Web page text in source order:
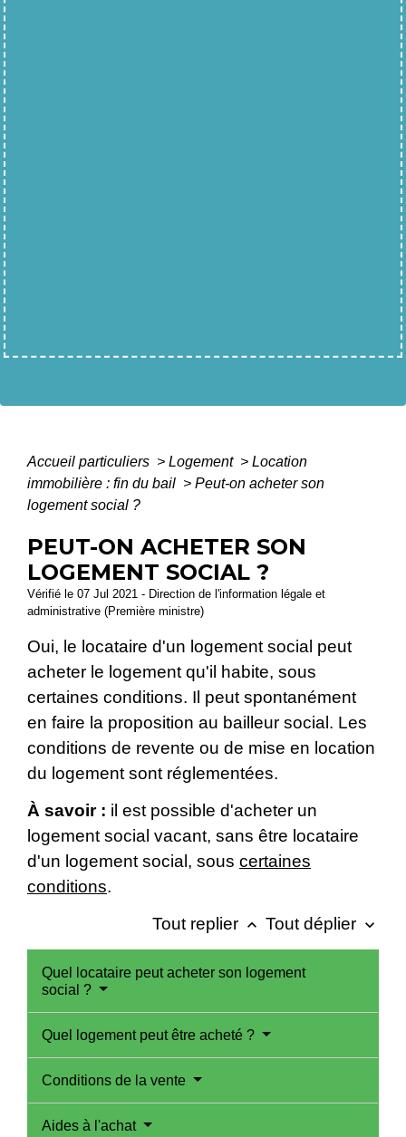
Accueil particuliers > Logement > Location
immobilière : fin du bail > Peut-on acheter son
logement social ?
PEUT-ON ACHETER SON
LOGEMENT SOCIAL ?
Vérifié le 07 Jul 2021 - Direction de l'information légale et
administrative (Première ministre)
Oui, le locataire d'un logement social peut
acheter le logement qu'il habite, sous
certaines conditions. Il peut spontanément
en faire la proposition au bailleur social. Les
conditions de revente ou de mise en location
du logement sont réglementées.
À savoir : il est possible d'acheter un
logement social vacant, sans être locataire
d'un logement social, sous certaines
conditions.
Tout replier keyboard_arrow_up Tout déplier keyboard_arrow_down
Quel locataire peut acheter son logement
social ?
Quel logement peut être acheté ?
Conditions de la vente
Aides à l'achat